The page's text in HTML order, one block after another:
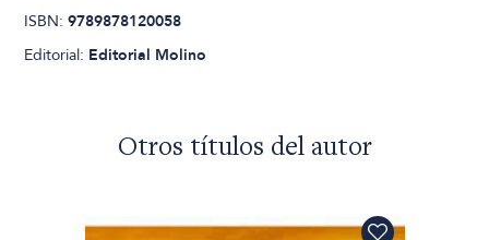
ISBN:9789878120058
Editorial: Editorial Molino
Otros títulos del autor